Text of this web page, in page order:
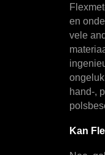
en
vele
hand-,
Kan